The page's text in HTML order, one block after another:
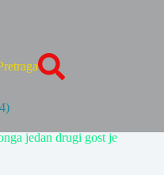
jedan drugi gost je